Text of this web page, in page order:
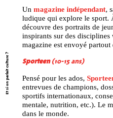
Et si on parlait culture ?
Un magazine indépendant,
ludique qui explore le sport.
découvre des portraits de
inspirants sur des disciplines
magazine est envoyé partout
Sporteen(10-15 ans)
Pensé pour les ados,
entrevues de champions,
sportifs internationaux,
mentale, nutrition, etc.). Le
dans le monde.